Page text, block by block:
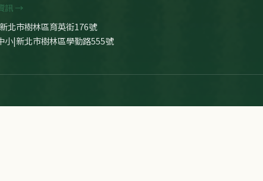
訊 →
北市樹林區育英街176號
小|新北市樹林區學勤路555號